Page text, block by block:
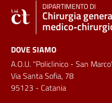
DIPARTIMENTO DI
Chirurgia
DOVE SIAMO
A.O.U. "Policlinico - San
Via Santa Sofia, 78
95123 - Catania